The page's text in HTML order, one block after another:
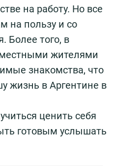
на работу. Но все
на пользу и со
Более того, в
жителями
знакомства, что
жизнь в Аргентине в
ценить себя
готовым услышать